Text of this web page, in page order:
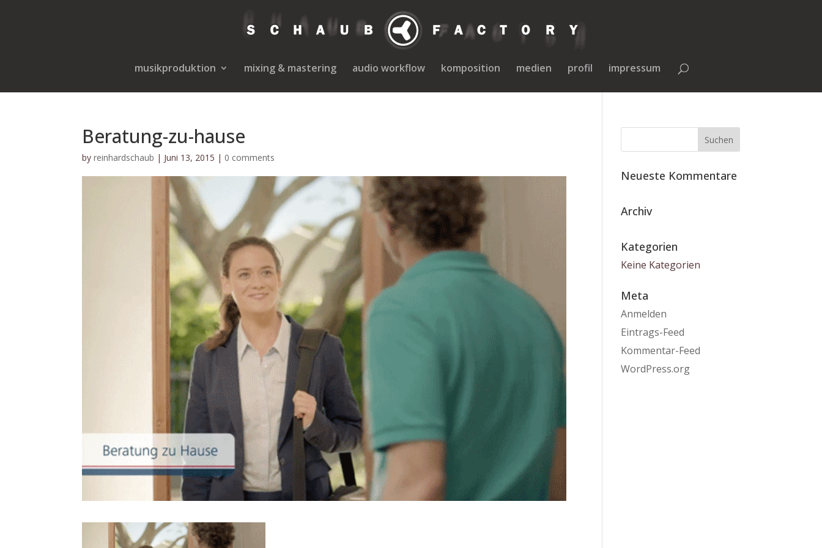
musikproduktion mixing & mastering audio workflow komposition medien profil impressum
Beratung-zu-hause
byreinhardschaub | Juni 13, 2015 | 0 comments
Neueste Kommentare
Archiv
Kategorien
Keine Kategorien
Meta
Anmelden
Eintrags-Feed
Kommentar-Feed
WordPress.org